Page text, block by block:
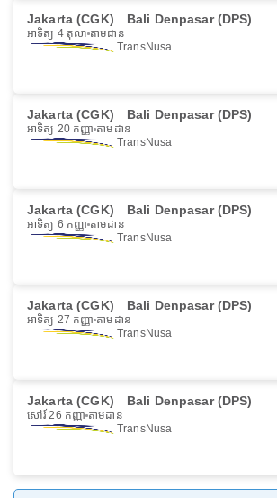
Jakarta (CGK) Bali Denpasar (DPS)
អាទិត្យ 4 តុលា តាមដាន
TransNusa
Jakarta (CGK) Bali Denpasar (DPS)
អាទិត្យ 20 កញ្ញា តាមដាន
TransNusa
Jakarta (CGK) Bali Denpasar (DPS)
អាទិត្យ 6 កញ្ញា តាមដាន
TransNusa
Jakarta (CGK) Bali Denpasar (DPS)
អាទិត្យ 27 កញ្ញា តាមដាន
TransNusa
Jakarta (CGK) Bali Denpasar (DPS)
សៅរ៍ 26 កញ្ញា តាមដាន
TransNusa